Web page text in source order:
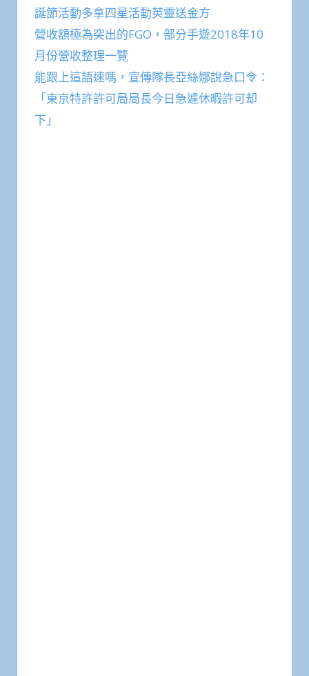
誕節活動多拿四星活動英靈送金方
營收額極為突出的FGO，部分手遊2018年10
月份營收整理一覽
能跟上這語速嗎，宣傳隊長亞絲娜說急口令：
「東京特許許可局局長今日急遽休暇許可却
下」